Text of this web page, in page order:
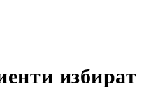
избират